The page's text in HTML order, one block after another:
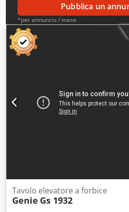
Pubblica un
*per annuncio / mese
Tavolo elevatore a forbice
Genie Gs 1932